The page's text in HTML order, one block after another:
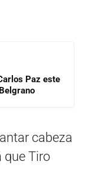
Paz este
cabeza
que Tiro